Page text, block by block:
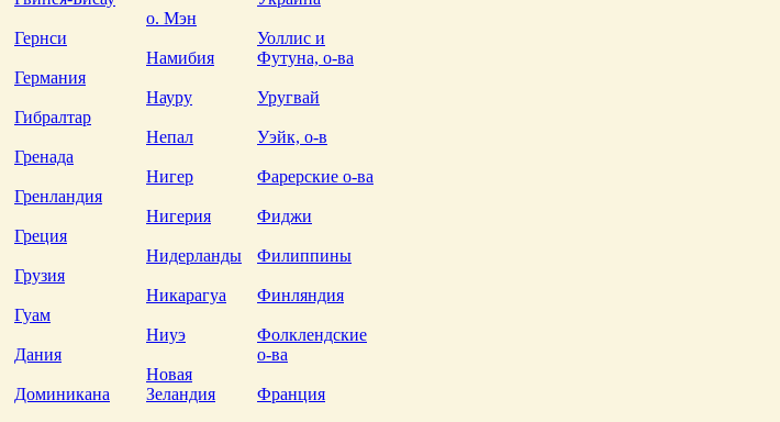
Гернси
Германия
Гибралтар
Гренада
Гренландия
Греция
Грузия
Гуам
Дания
Доминикана
о. Мэн
Намибия
Науру
Непал
Нигер
Нигерия
Нидерланды
Никарагуа
Ниуэ
Новая
Зеландия
Уоллис и
Футуна, о-ва
Уругвай
Уэйк, о-в
Фарерские о-ва
Фиджи
Филиппины
Финляндия
Фолклендские
о-ва
Франция